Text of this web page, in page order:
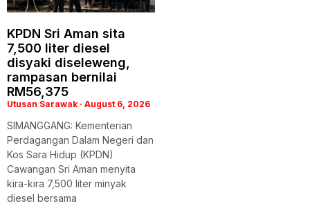
KPDN Sri Aman sita
7,500 liter diesel
disyaki diseleweng,
rampasan bernilai
RM56,375
Utusan Sarawak August 6, 2026
SIMANGGANG: Kementerian
Perdagangan Dalam Negeri dan
Kos Sara Hidup (KPDN)
Cawangan Sri Aman menyita
kira-kira 7,500 liter minyak
diesel bersama